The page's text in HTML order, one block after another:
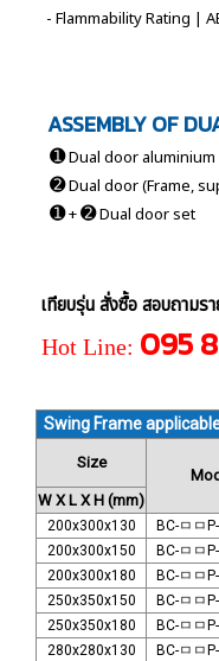
- Flammability Rating |
ASSEMBLY OF
➊Dual door aluminium
➋Dual door (Frame,
➊+➋Dual door set
เทียบรุ่น สั่งซื้อ สอบถามร
Hot Line: 095
Swing Frame
Size
W X L X H (mm)
200x300x130 BC-ㅁㅁ
200x300x150
BC-ㅁㅁ
200x300x180
BC-ㅁㅁ
250x350x150
BC-ㅁㅁ
250x350x180
BC-ㅁㅁ
280x280x130
BC-ㅁㅁ